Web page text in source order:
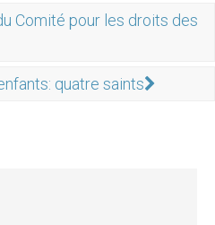
Comité pour les droits des
quatre saints